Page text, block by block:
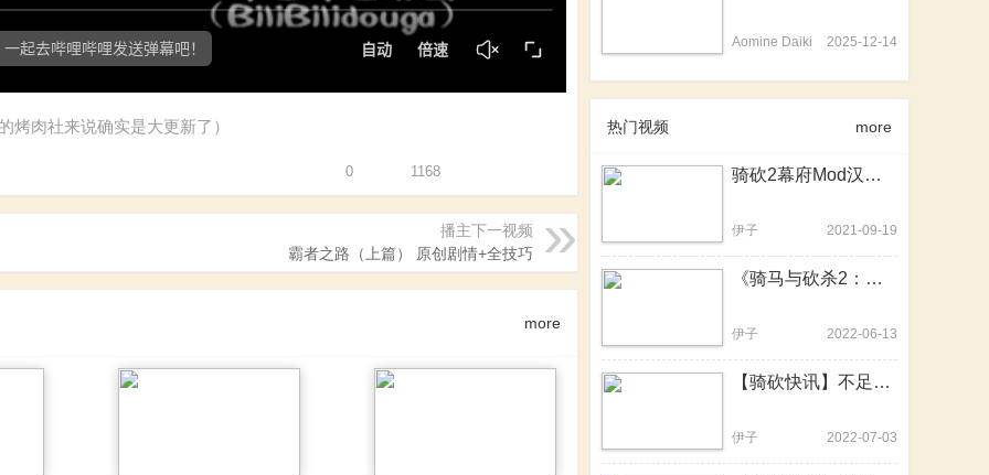
烤肉社来说确实是大更新了）
0 1168
播主下一视频
霸者之路（上篇） 原创剧情+全技巧
more
Aomine Daiki 2025-12-14
热门视频 more
骑砍2幕府Mod汉化版发布！速速来战！一统日本幕府乱世！
伊子 2021-09-19
《骑马与砍杀2：霸主》e1.8.0更新日志重点解读
伊子 2022-06-13
【骑砍快讯】不足100KB的硬核MOD！一个更比九个强
伊子 2022-07-03